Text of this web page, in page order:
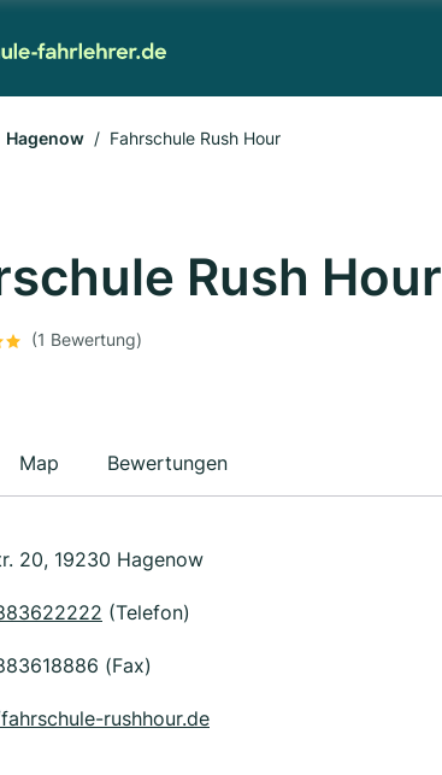
Hagenow Fahrschule Rush Hour
Rush Hour
(1 Bewertung)
Map Bewertungen
20, 19230 Hagenow
(Telefon)
(Fax)
rushhour.de